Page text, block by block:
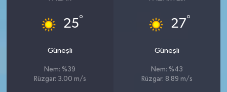
25°
Güneşli
Nem: %39
Rüzgar: 3.00 m/s
27°
Güneşli
Nem: %43
Rüzgar: 8.89 m/s